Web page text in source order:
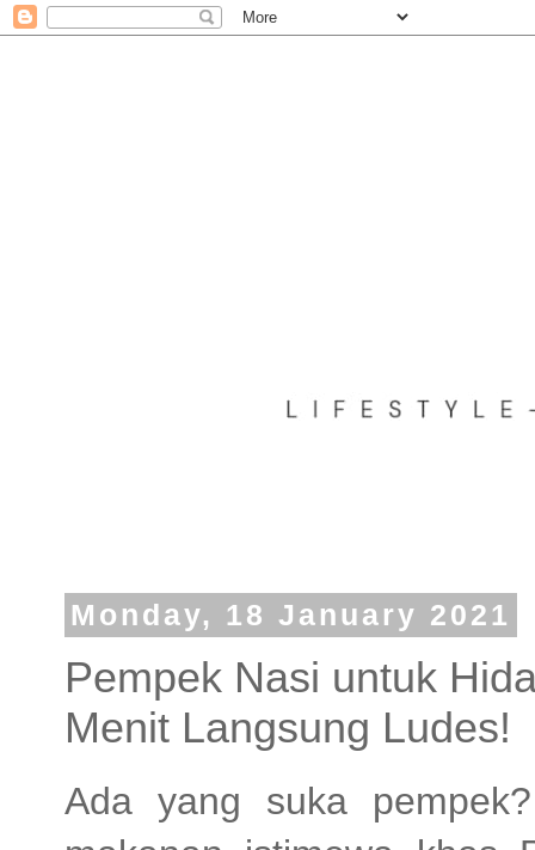
Monday, 18 January 2021
Pempek Nasi untuk
Menit Langsung Ludes!
Ada yang suka